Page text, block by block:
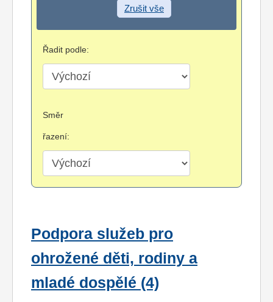
Zrušit vše
Řadit podle:
Směr
řazení:
Podpora služeb pro
ohrožené děti, rodiny a
mladé dospělé (4)